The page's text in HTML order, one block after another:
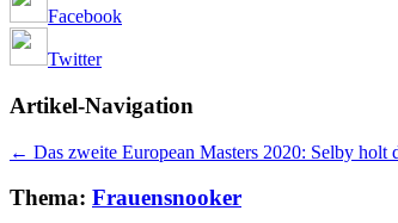
Facebook
Twitter
Artikel-Navigation
← Das zweite European Masters 2020: Selby holt
Thema: Frauensnooker